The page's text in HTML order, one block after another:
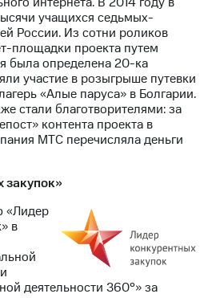
учащихся седьмых-
России. Из сотни роликов
площадки проекта путем
была определена 20-ка
участие в розыгрыше путевки
«Алые паруса» в Болгарии.
стали благотворителями: за
контента проекта в
МТС перечисляла деньги
закупок»
«Лидер
в
деятельности 360°» за